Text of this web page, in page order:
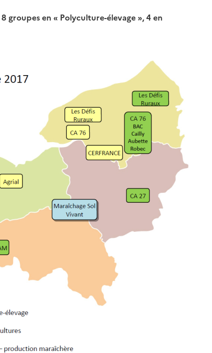
8 groupes en « Polyculture-élevage », 4 en